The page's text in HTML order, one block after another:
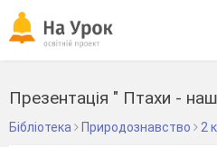
Презентація " Птахи -
Бібліотека Природознавство 2